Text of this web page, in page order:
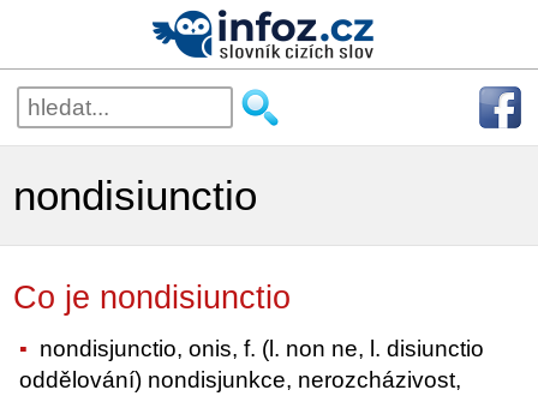
nondisiunctio
Co je nondisiunctio
nondisjunctio, onis, f. (l. non ne, l. disiunctio
oddělování) nondisjunkce, nerozcházivost,